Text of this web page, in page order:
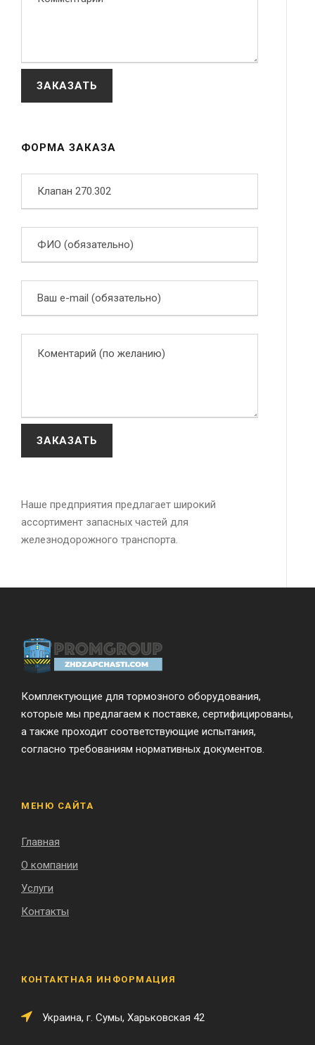
ФОРМА ЗАКАЗА
Наше предприятия предлагает широкий
ассортимент запасных частей для
железнодорожного транспорта.
Комплектующие для тормозного оборудования,
которые мы предлагаем к поставке, сертифицированы,
а также проходит соответствующие испытания,
согласно требованиям нормативных документов.
МЕНЮ САЙТА
Главная
О компании
Услуги
Контакты
КОНТАКТНАЯ ИНФОРМАЦИЯ
Украина, г. Сумы, Харьковская 42